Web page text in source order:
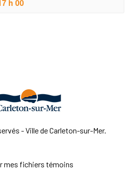
h 00
- Ville de Carleton-sur-Mer.
mes fichiers témoins